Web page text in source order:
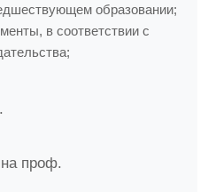
образовании;
в соответствии с
на проф.